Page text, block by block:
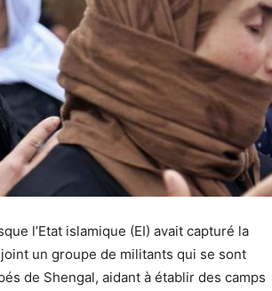
l’Etat islamique (EI) avait capturé la
un groupe de militants qui se sont
de Shengal, aidant à établir des camps